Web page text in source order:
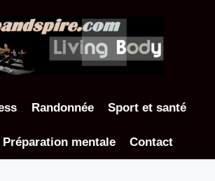
Randonnée Sport et santé
Préparation mentale Contact